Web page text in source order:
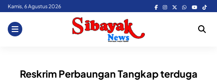
Skip
content
Kamis, 6 Agustus 2026
Reskrim Perbaungan Tangkap terduga